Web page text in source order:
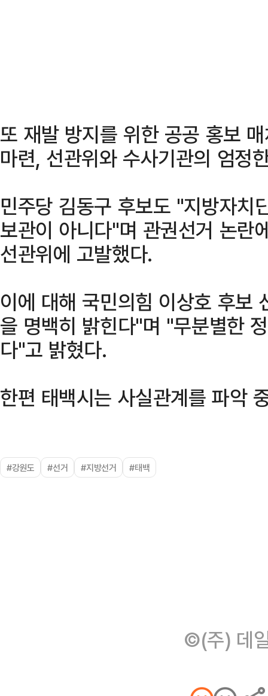
또 재발 방지를 위한 공공 홍보
마련, 선관위와 수사기관의 엄정
민주당 김동구 후보도 "지방자치
보관이 아니다"며 관권선거 논란
선관위에 고발했다.
이에 대해 국민의힘 이상호 후보
을 명백히 밝힌다"며 "무분별한
다"고 밝혔다.
한편 태백시는 사실관계를 파악
#강원도 #선거 #지방선거 #태백
©(주) 데